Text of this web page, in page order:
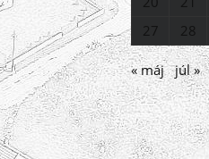
27
28
« máj júl »